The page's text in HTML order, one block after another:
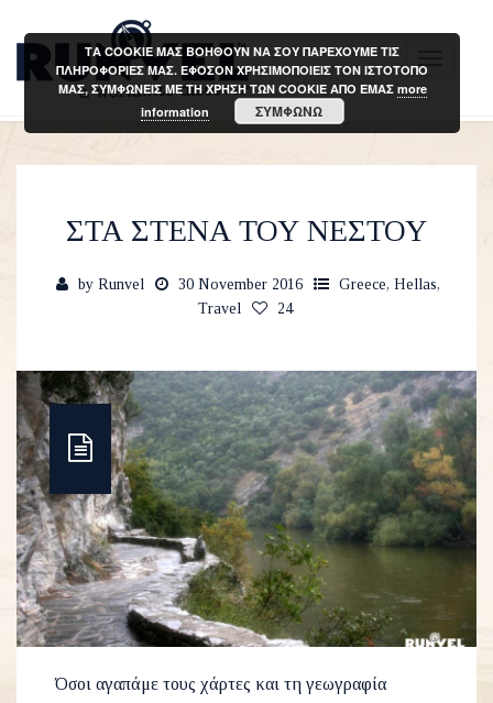
v
a
t
i
o
n
ΣΤΑ ΣΤΕΝΑ ΤΟΥ ΝΕΣΤΟΥ
by Runvel 30 November 2016 Greece, Hellas,
Travel
24
Όσοι αγαπάμε τους χάρτες και τη γεωγραφία
ΤΑ COOKIE ΜΑΣ ΒΟΗΘΟΥΝ ΝΑ ΣΟΥ ΠΑΡΕΧΟΥΜΕ ΤΙΣ
ΠΛΗΡΟΦΟΡΙΕΣ ΜΑΣ. ΕΦΟΣΟΝ ΧΡΗΣΙΜΟΠΟΙΕΙΣ ΤΟΝ ΙΣΤΟΤΟΠΟ
ΜΑΣ, ΣΥΜΦΩΝΕΙΣ ΜΕ ΤΗ ΧΡΗΣΗ ΤΩΝ COOKIE ΑΠΟ ΕΜΑΣ more
information
ΣΥΜΦΩΝΩ